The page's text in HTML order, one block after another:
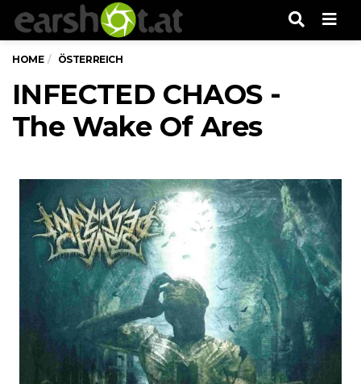
HOME ÖSTERREICH
INFECTED CHAOS -
The Wake Of Ares